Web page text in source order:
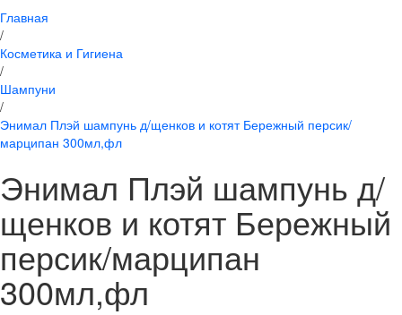
Главная
/
Косметика и Гигиена
/
Шампуни
/
Энимал Плэй шампунь д/щенков и котят Бережный персик/
марципан 300мл,фл
Энимал Плэй шампунь д/
щенков и котят Бережный
персик/марципан
300мл,фл